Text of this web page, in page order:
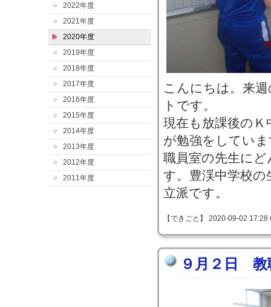
2022年度
2021年度
2020年度
2019年度
2018年度
2017年度
2016年度
2015年度
2014年度
2013年度
2012年度
2011年度
こんにちは。来
トです。
現在も放課後の
が勉強をしてい
職員室の先生に
す。豊渓中学校
立派です。
【できごと】 2020-09-02
９月２日 教